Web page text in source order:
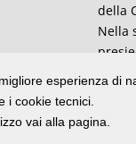
della
Nella
esperienza di
i cookie tecnici.
vai alla pagina.